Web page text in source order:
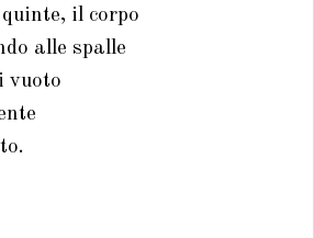
il corpo
alle spalle
vuoto